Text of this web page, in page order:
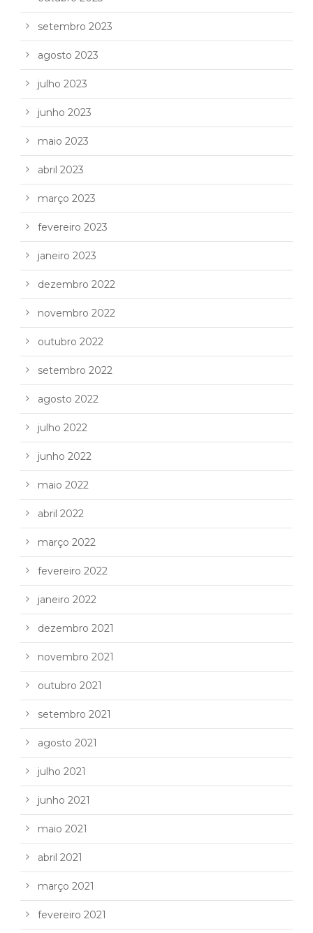
setembro 2023
agosto 2023
julho 2023
junho 2023
maio 2023
abril 2023
março 2023
fevereiro 2023
janeiro 2023
dezembro 2022
novembro 2022
outubro 2022
setembro 2022
agosto 2022
julho 2022
junho 2022
maio 2022
abril 2022
março 2022
fevereiro 2022
janeiro 2022
dezembro 2021
novembro 2021
outubro 2021
setembro 2021
agosto 2021
julho 2021
junho 2021
maio 2021
abril 2021
março 2021
fevereiro 2021